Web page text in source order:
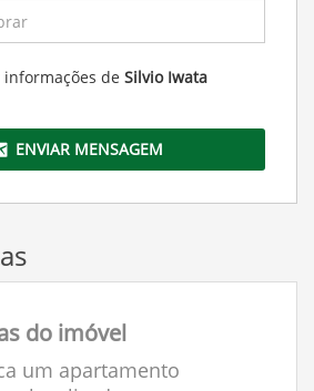
de Silvio Iwata
ENVIAR MENSAGEM
do imóvel
um apartamento